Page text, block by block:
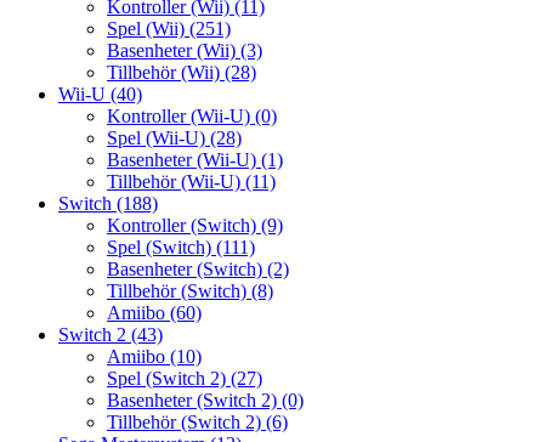
Kontroller (Wii) (11)
Spel (Wii) (251)
Basenheter (Wii) (3)
Tillbehör (Wii) (28)
Wii-U (40)
Kontroller (Wii-U) (0)
Spel (Wii-U) (28)
Basenheter (Wii-U) (1)
Tillbehör (Wii-U) (11)
Switch (188)
Kontroller (Switch) (9)
Spel (Switch) (111)
Basenheter (Switch) (2)
Tillbehör (Switch) (8)
Amiibo (60)
Switch 2 (43)
Amiibo (10)
Spel (Switch 2) (27)
Basenheter (Switch 2) (0)
Tillbehör (Switch 2) (6)